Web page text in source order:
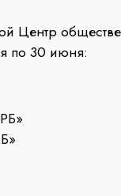
Центр
по 30 июня: